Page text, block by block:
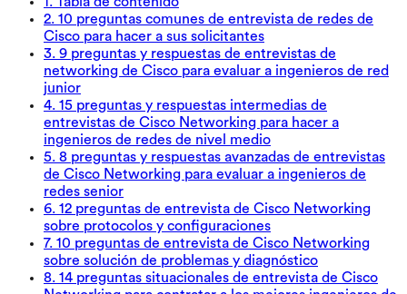
2. 10 preguntas comunes de entrevista de redes de
Cisco para hacer a sus solicitantes
3. 9 preguntas y respuestas de entrevistas de
networking de Cisco para evaluar a ingenieros de red
junior
4. 15 preguntas y respuestas intermedias de
entrevistas de Cisco Networking para hacer a
ingenieros de redes de nivel medio
5. 8 preguntas y respuestas avanzadas de entrevistas
de Cisco Networking para evaluar a ingenieros de
redes senior
6. 12 preguntas de entrevista de Cisco Networking
sobre protocolos y configuraciones
7. 10 preguntas de entrevista de Cisco Networking
sobre solución de problemas y diagnóstico
8. 14 preguntas situacionales de entrevista de Cisco